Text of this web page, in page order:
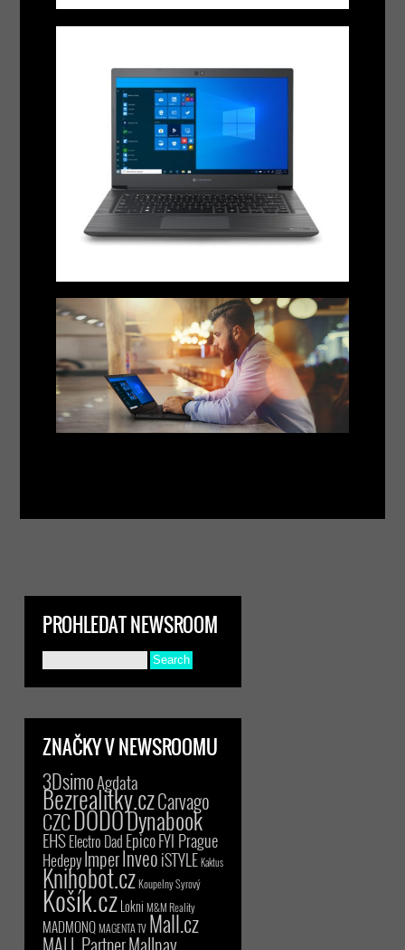
PROHLEDAT NEWSROOM
ZNAČKY V NEWSROOMU
3DsimoAgdata
Bezrealitky.czCarvago
CZCDODODynabook
EHSElectro Dad EpicoFYI Prague
HedepyImperInveoiSTYLE Kaktus
Knihobot.czKoupelny Syrový
Košík.czLokni M&M Reality
MADMONQMAGENTA TV Mall.cz